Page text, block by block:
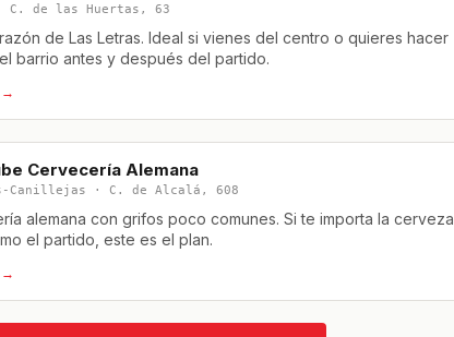
C. de las Huertas, 63
de Las Letras. Ideal si vienes del centro o quieres hacer
barrio antes y después del partido.
→
Cervecería Alemana
Canillejas · C. de Alcalá, 608
alemana con grifos poco comunes. Si te importa la cerveza
el partido, este es el plan.
→